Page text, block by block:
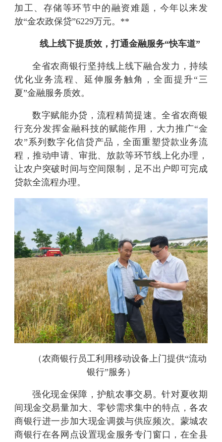
加工、存储等环节中的融资难题，今年以来发
放“金农政保贷”6229万元。**
线上线下提质效，打通金融服务“快车道”
全省农商银行坚持线上线下融合发力，持续
优化业务流程、延伸服务触角，全面提升“三
夏”金融服务质效。
数字赋能办贷，流程精简提速。全省农商银
行充分发挥金融科技的赋能作用，大力推广“金
农”系列数字化信贷产品，全面重塑贷款业务流
程，推动申请、审批、放款等环节线上化办理，
让农户突破时间与空间限制，足不出户即可完成
贷款全流程办理。
（农商银行员工利用移动设备上门提供“流动
银行”服务）
强化现金保障，护航农事交易。针对夏收期
间现金交易量加大、零钞需求集中的特点，各农
商银行进一步加大现金调拨与供应频次。蒙城农
商银行在各网点设置现金服务专门窗口，在全县